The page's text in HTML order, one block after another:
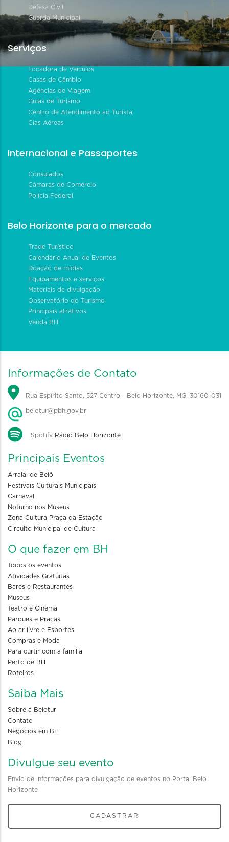
Defesa Civil
Guarda Municipal
Serviços
Locadora de Veículos
Casas de Câmbio
Agências de Viagem
Guias de Turismo
Centro de Atendimento ao Turista
Cias Aéreas
Internacional e Passaportes
Consulados
Câmaras de Comércio
Polícia Federal
Belo Horizonte para o mercado
Trade Turístico
Calendário Anual de Eventos
Doação de mídias
Equipamentos e serviços
Materiais de divulgação
Observatório do Turismo
Principais atrativos
Venda BH
Informações de Contato
Rua Espírito Santo, 527 Centro - Belo Horizonte, MG, 30160-031
belotur@pbh.gov.br
Spotify Rádio Belo Horizonte
Principais Eventos
Arraial de Belô
Festivais Culturais Municipais
Carnaval
Noturno nos Museus
Zona Cultura Praça da Estação
Circuito Municipal de Cultura
O que fazer em BH
Todos os eventos
Atividades Gratuitas
Bares e Restaurantes
Museus
Teatro e Cinema
Parques e Praças
Ao ar livre e Esportes
Compras e Moda
Para curtir com a familia
Perto de BH
Roteiros
Saiba Mais
Sobre a Belotur
Contato
Negócios em BH
Blog
Divulgue seu evento
Envio de informações para divulgação de eventos no Portal Belo
Horizonte
CADASTRAR